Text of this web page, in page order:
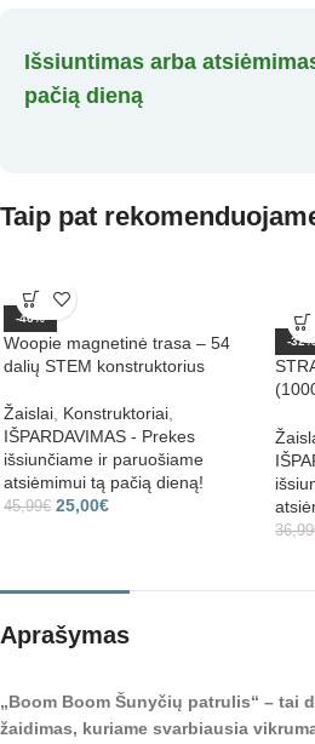
Išsiuntimas arba
pačią dieną
Taip pat
-46%
Woopie magnetinė trasa – 54
dalių STEM konstruktorius
Žaislai Konstruktoriai
IŠPARDAVIMAS - Prekes
išsiunčiame ir paruošiame
atsiėmimui tą pačią dieną!
45,99€ 25,00€
-32%
36,99
Aprašymas
„Boom Boom Šunyčių patrulis“ – tai
žaidimas, kuriame svarbiausia